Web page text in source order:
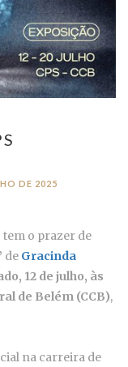
DE 2025
o prazer de
de Gracinda
12 de julho, às
de Belém (CCB),
na carreira de